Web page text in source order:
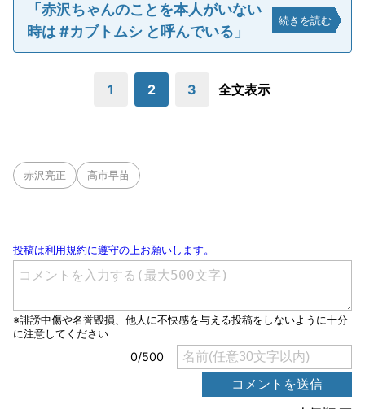
「赤沢ちゃんのことを本人がいない
時は #カブトムシ と呼んでいる」
続きを読む
1 2 3 全文表示
赤沢亮正 高市早苗